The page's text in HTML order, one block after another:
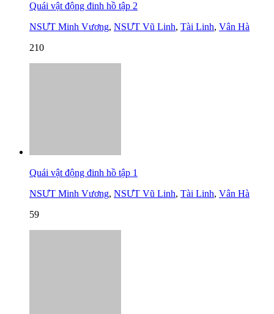
Quái vật động đinh hồ tập 2
NSƯT Minh Vương, NSƯT Vũ Linh, Tài Linh, Vân Hà
210
Quái vật động đinh hồ tập 1
NSƯT Minh Vương, NSƯT Vũ Linh, Tài Linh, Vân Hà
59